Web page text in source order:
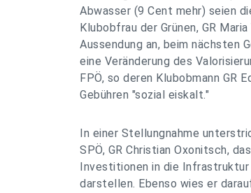
Abwasser (9 Cent mehr) seien
Klubobfrau der Grünen, GR
Aussendung an, beim nächsten
eine Veränderung des
FPÖ, so deren Klubobmann GR
Gebühren "sozial eiskalt."
In einer Stellungnahme
SPÖ, GR Christian Oxonitsch,
Investitionen in die
darstellen. Ebenso wies er